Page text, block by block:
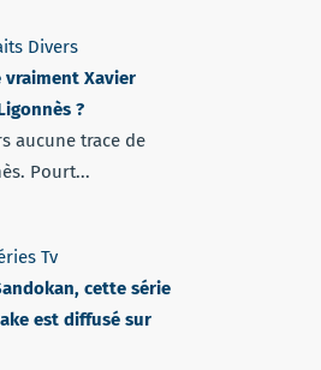
Divers
vraiment Xavier
?
aucune trace de
Pourt...
Tv
cette série
est diffusé sur